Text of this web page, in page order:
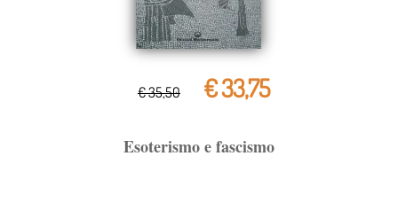
€ 35,50 € 33,75
Esoterismo e fascismo